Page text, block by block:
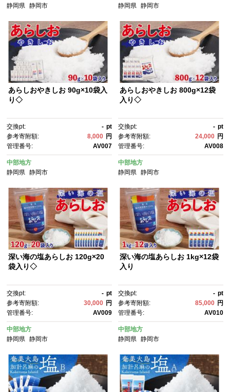
静岡県
静岡市
静岡県 静岡市
あらしおやきしお 90g×10袋入
り◇
交換pt: - pt
参考寄附額:
8,000 円
管理番号:
AV007
中部地方
静岡県
静岡市
あらしおやきしお 800g×12袋
入り◇
交換pt: - pt
参考寄附額:
24,000 円
管理番号:
AV008
中部地方
静岡県 静岡市
深い海の塩あらしお 120g×20
袋入り◇
交換pt: - pt
参考寄附額:
30,000 円
管理番号:
AV009
中部地方
静岡県
静岡市
深い海の塩あらしお 1kg×12袋
入り
交換pt: - pt
参考寄附額:
85,000 円
管理番号:
AV010
中部地方
静岡県 静岡市